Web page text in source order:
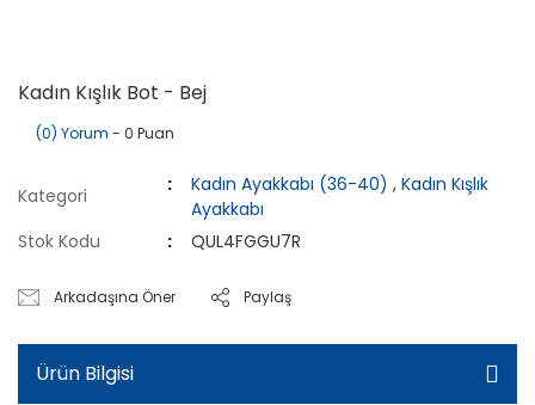
Kadın Kışlık Bot - Bej
(0) Yorum - 0 Puan
Kategori
Kadın Ayakkabı (36-40) ,Kadın Kışlık
Ayakkabı
Stok Kodu
QUL4FGGU7R
Arkadaşına Öner Paylaş
Ürün Bilgisi